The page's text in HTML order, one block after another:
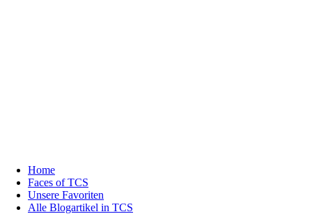
Home
Faces of TCS
Unsere Favoriten
Alle Blogartikel in TCS